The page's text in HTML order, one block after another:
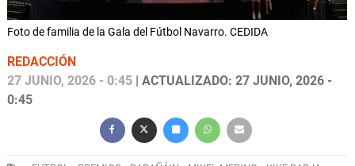
Foto de familia de la Gala del Fútbol Navarro. CEDIDA
REDACCIÓN
27 JUNIO, 2026 - 0:45 | ACTUALIZADO: 27 JUNIO, 2026 -
0:45